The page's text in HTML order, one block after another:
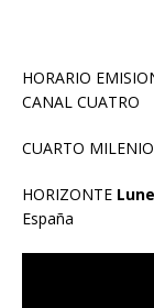
HORARIO
CANAL CUATRO
CUARTO
HORIZONTE
España